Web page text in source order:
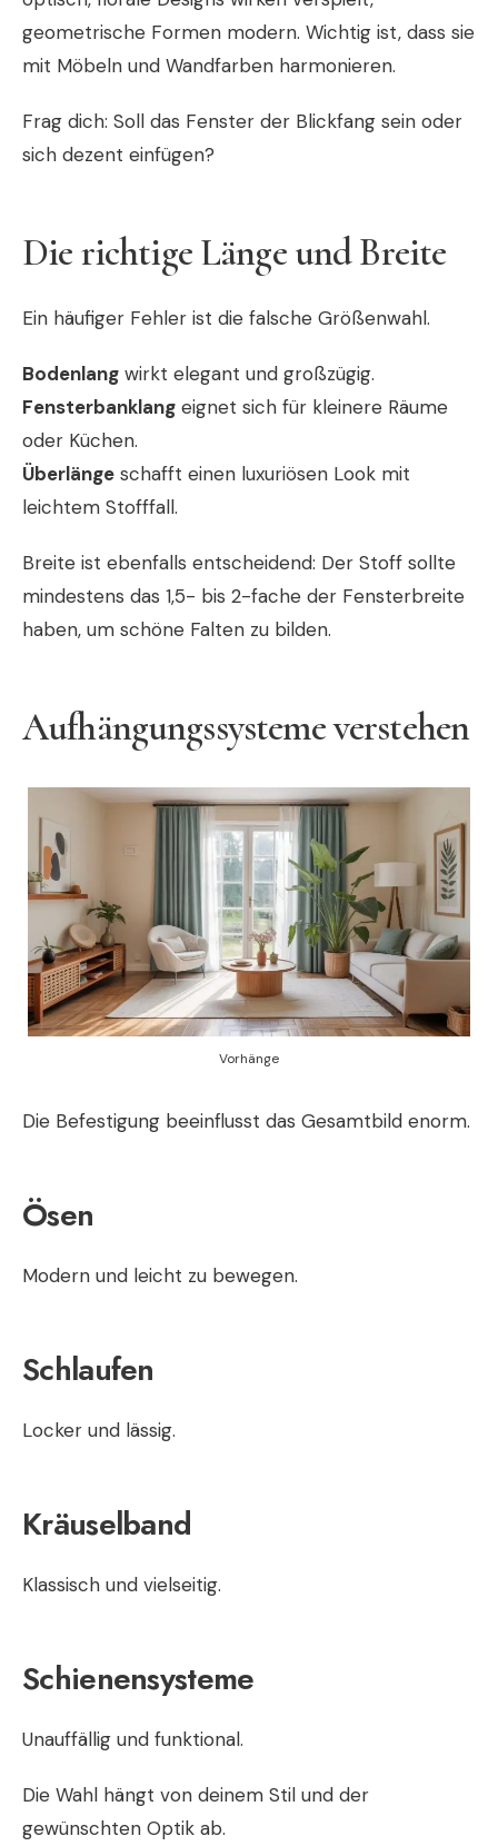
geometrische Formen modern. Wichtig ist, dass sie
mit Möbeln und Wandfarben harmonieren.
Frag dich: Soll das Fenster der Blickfang sein oder
sich dezent einfügen?
Die richtige Länge und Breite
Ein häufiger Fehler ist die falsche Größenwahl.
Bodenlang wirkt elegant und großzügig.
Fensterbanklang eignet sich für kleinere Räume
oder Küchen.
Überlänge schafft einen luxuriösen Look mit
leichtem Stofffall.
Breite ist ebenfalls entscheidend: Der Stoff sollte
mindestens das 1,5- bis 2-fache der Fensterbreite
haben, um schöne Falten zu bilden.
Aufhängungssysteme verstehen
Vorhänge
Die Befestigung beeinflusst das Gesamtbild enorm.
Ösen
Modern und leicht zu bewegen.
Schlaufen
Locker und lässig.
Kräuselband
Klassisch und vielseitig.
Schienensysteme
Unauffällig und funktional.
Die Wahl hängt von deinem Stil und der
gewünschten Optik ab.